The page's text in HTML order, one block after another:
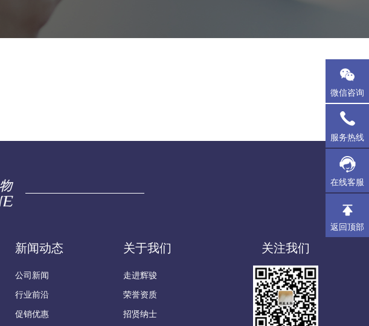
新闻动态
公司新闻
行业前沿
促销优惠
关于我们
走进辉骏
荣誉资质
招贤纳士
关注我们
微信咨询
服务热线
在线客服
返回顶部